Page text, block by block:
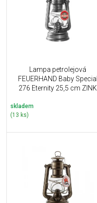
Lampa petrolejová
FEUERHAND Baby Special
276 Eternity 25,5 cm ZINK
skladem
(13 ks)